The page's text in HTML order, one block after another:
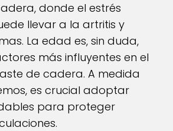
donde el estrés
llevar a la artritis y
La edad es, sin duda,
más influyentes en el
de cadera. A medida
es crucial adoptar
para proteger